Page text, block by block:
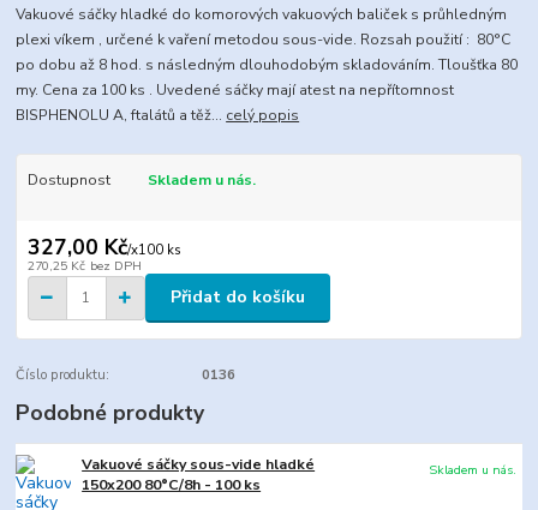
Vakuové sáčky hladké do komorových vakuových baliček s průhledným
plexi víkem , určené k vaření metodou sous-vide. Rozsah použití : 80°C
po dobu až 8 hod. s následným dlouhodobým skladováním. Tloušťka 80
my. Cena za 100 ks . Uvedené sáčky mají atest na nepřítomnost
BISPHENOLU A, ftalátů a těž... celý popis
Dostupnost Skladem u nás.
327,00 Kč/x100 ks
270,25 Kč bez DPH
Přidat do košíku
Číslo produktu: 0136
Podobné produkty
Vakuové sáčky sous-vide hladké
150x200 80°C/8h - 100 ks
Skladem u nás.